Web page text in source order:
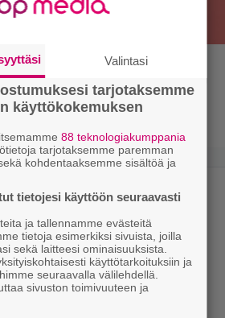
syksyllä – nyt
paljastuksista:
Valintasi
tarjotaksemme
käyttökokemuksen
88 teknologiakumppania
tarjotaksemme paremman
kohdentaaksemme sisältöä ja
tietojesi käyttöön seuraavasti
ja tallennamme evästeitä
tietoja esimerkiksi sivuista, joilla
sekä laitteesi ominaisuuksista.
käyttötarkoituksiin ja
seuraavalla välilehdellä.
sivuston toimivuuteen ja